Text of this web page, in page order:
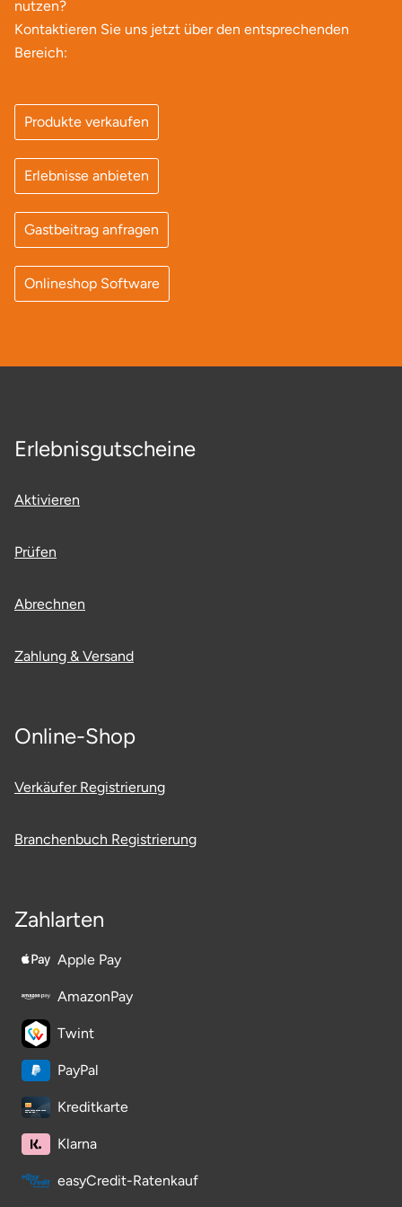
nutzen?
Kontaktieren Sie uns jetzt über den entsprechenden
Bereich:
Produkte verkaufen
Erlebnisse anbieten
Gastbeitrag anfragen
Onlineshop Software
Erlebnisgutscheine
Aktivieren
Prüfen
Abrechnen
Zahlung & Versand
Online-Shop
Verkäufer Registrierung
Branchenbuch Registrierung
Zahlarten
Apple Pay
AmazonPay
Twint
PayPal
Kreditkarte
Klarna
easyCredit-Ratenkauf
Potsdam-Mittelmark
Regensburg
Rendsburg Eckernförde
Rodgau
Rostock
Schweinfurt
Schwerin
Seligenstadt
Speyer
Stade
Stendal
Stormarn
Straubing
Stuttgart
Sulz am Neckar